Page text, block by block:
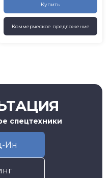
Купить
Коммерческое предложение
спецтехники
Ин